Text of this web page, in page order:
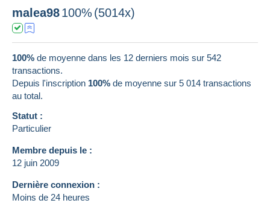
malea98100% (5014x)
100% de moyenne dans les 12 derniers mois sur 542
transactions.
Depuis l'inscription 100% de moyenne sur 5 014 transactions
au total.
Statut :
Particulier
Membre depuis le :
12 juin 2009
Dernière connexion :
Moins de 24 heures